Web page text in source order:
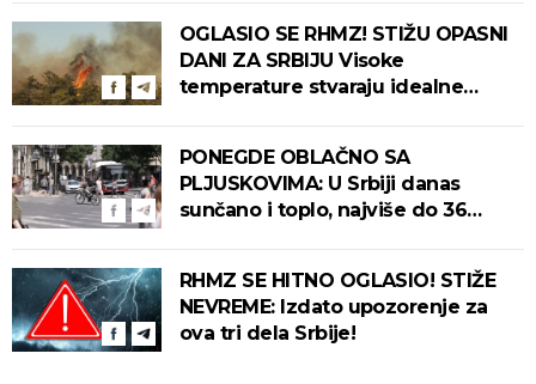
OGLASIO SE RHMZ! STIŽU OPASNI
DANI ZA SRBIJU Visoke
temperature stvaraju idealne
PONEGDE OBLAČNO SA
PLJUSKOVIMA: U Srbiji danas
sunčano i toplo, najviše do 36
RHMZ SE HITNO OGLASIO! STIŽE
NEVREME: Izdato upozorenje za
ova tri dela Srbije!